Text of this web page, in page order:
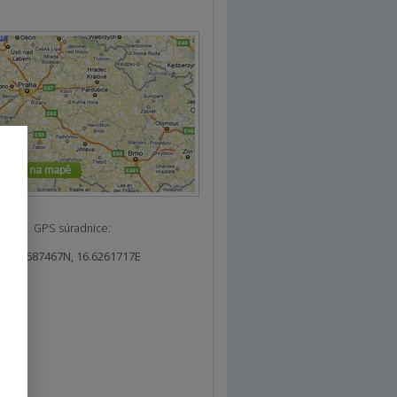
GPS súradnice:
49.1687467N, 16.6261717E